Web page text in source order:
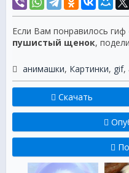
Если Вам понравилось гиф
пушистый щенок,
анимашки, Картинки, gif,
Скачать